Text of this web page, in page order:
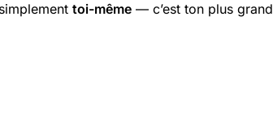
toi-même — c’est ton plus grand